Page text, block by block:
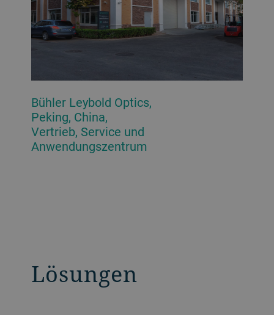
Bühler Leybold Optics,
Peking, China,
Vertrieb, Service und
Anwendungszentrum
Lösungen